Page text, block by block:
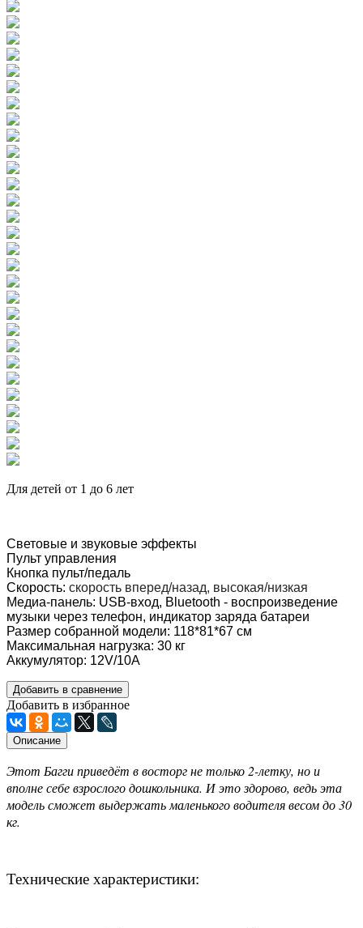
Для детей от 1 до 6 лет
Световые и звуковые эффекты
Пульт управления
Кнопка пульт/педаль
Скорость: скорость вперед/назад, высокая/низкая
Медиа-панель: USB-вход, Bluetooth - воспроизведение
музыки через телефон, индикатор заряда батареи
Размер собранной модели: 118*81*67 см
Максимальная нагрузка: 30 кг
Аккумулятор: 12V/10А
Добавить в сравнение
Добавить в избранное
Описание
Этот Баггиприведёт в восторг не только 2-летку, но и
вполне себе взрослого дошкольника. И это здорово, ведь эта
модель сможет выдержать маленького водителя весом до 30
кг.
Технические характеристики: